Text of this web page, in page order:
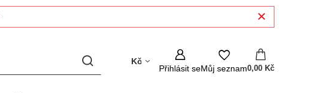
Kč
Přihlásit seMůj seznam0,00 Kč